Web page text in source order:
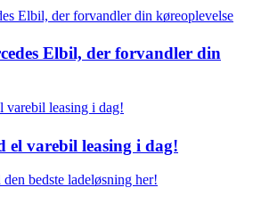
Elbil, der forvandler din
el varebil leasing i dag!